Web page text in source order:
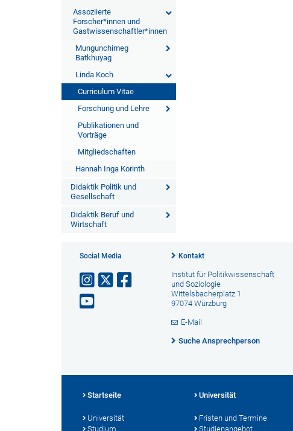
Assoziierte
Forscher*innen und
Gastwissenschaftler*innen
Mungunchimeg
Batkhuyag
Linda Koch
Curriculum Vitae
Forschung und Lehre
Publikationen und
Vorträge
Mitgliedschaften
Hannah Inga Korinth
Didaktik Politik und
Gesellschaft
Didaktik Beruf und
Wirtschaft
Social Media Kontakt
Institut für Politikwissenschaft
und Soziologie
Wittelsbacherplatz 1
97074 Würzburg
E-Mail
Suche Ansprechperson
Startseite
Universität
Studium
Universität
Fristen und Termine
Studienangebot